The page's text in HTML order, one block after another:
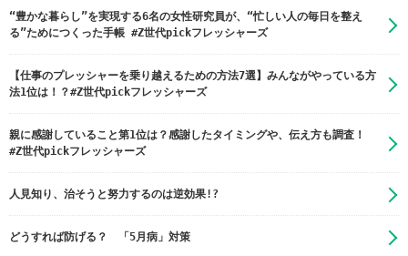
“豊かな暮らし”を実現する6名の女性研究員が、“忙しい人の毎日を整え
る”ためにつくった手帳 #Z世代pickフレッシャーズ
【仕事のプレッシャーを乗り越えるための方法7選】みんながやっている方
法1位は！？#Z世代pickフレッシャーズ
親に感謝していること第1位は？感謝したタイミングや、伝え方も調査！
#Z世代pickフレッシャーズ
人見知り、治そうと努力するのは逆効果!?
どうすれば防げる？ 「5月病」対策